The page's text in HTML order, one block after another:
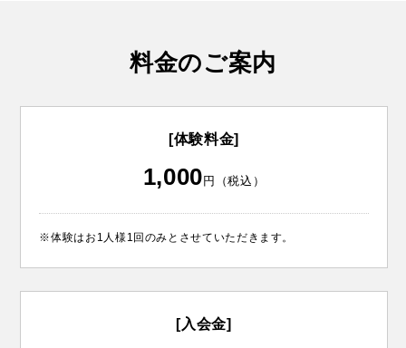
料金のご案内
[体験料金]
1,000円（税込）
※体験はお1人様1回のみとさせていただきます。
[入会金]